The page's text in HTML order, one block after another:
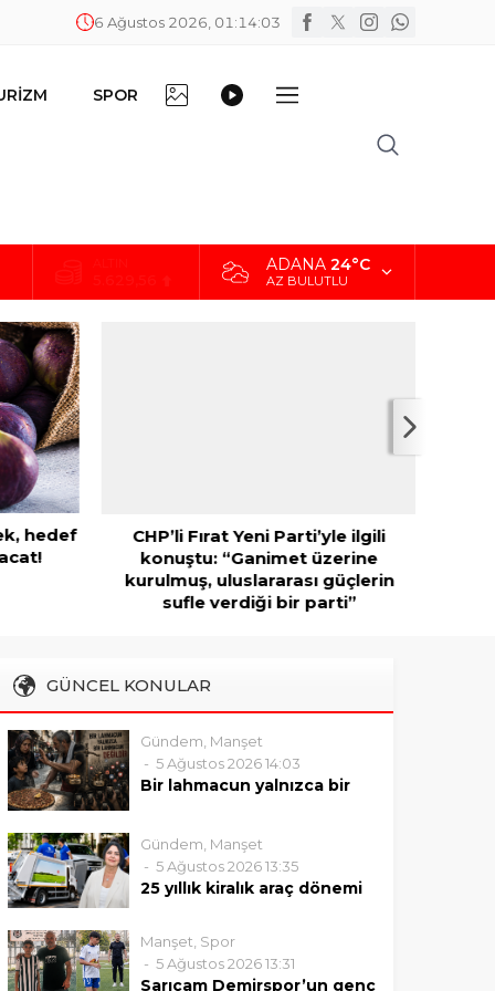
6 Ağustos 2026, 01:14:04
SPOR
ADANA 24°C
AZ BULUTLU
hedef
CHP’li Fırat Yeni Parti’yle ilgili
konuştu: “Ganimet üzerine
kurulmuş, uluslararası güçlerin
sufle verdiği bir parti”
GÜNCEL KONULAR
Gündem Manşet
5 Ağustos 2026 14:03
Bir lahmacun yalnızca bir
Gözen Esmer Seyhan’ın
sıradan bir sokağında adeta bir
kıyamet koptu. Genze dolan
kavruk bir kokunun peşine
hevesin boynunu bükmemek
için cüzdanındaki bozuklukları
Gündem Manşet
5 Ağustos 2026 13:35
25 yıllık kiralık araç dönemi
40 yeni çöp aracı alıyor
Seyhan Belediyesi, yaklaşık 25
yıldır sürdürülen kiralık araçlarla
Manşet Spor
5 Ağustos 2026 13:31
Sarıçam Demirspor’un genç